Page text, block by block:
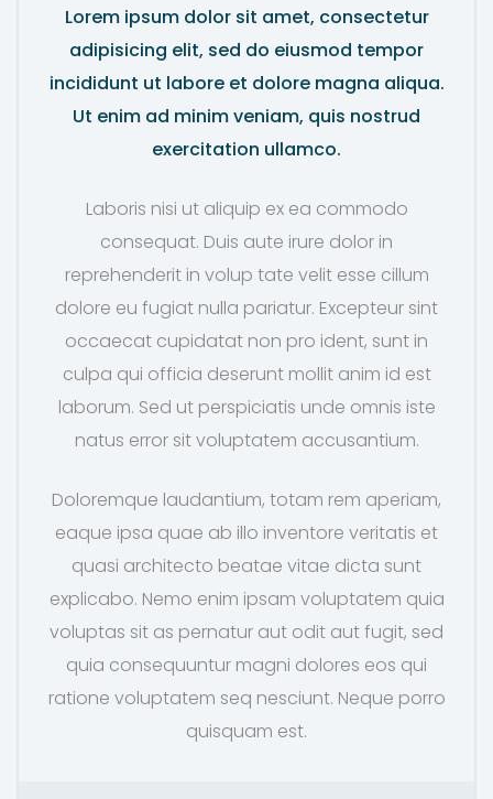
Lorem ipsum dolor sit amet, consectetur
adipisicing elit, sed do eiusmod tempor
incididunt ut labore et dolore magna aliqua.
Ut enim ad minim veniam, quis nostrud
exercitation ullamco.
Laboris nisi ut aliquip ex ea commodo
consequat. Duis aute irure dolor in
reprehenderit in volup tate velit esse cillum
dolore eu fugiat nulla pariatur. Excepteur sint
occaecat cupidatat non pro ident, sunt in
culpa qui officia deserunt mollit anim id est
laborum. Sed ut perspiciatis unde omnis iste
natus error sit voluptatem accusantium.
Doloremque laudantium, totam rem aperiam,
eaque ipsa quae ab illo inventore veritatis et
quasi architecto beatae vitae dicta sunt
explicabo. Nemo enim ipsam voluptatem quia
voluptas sit as pernatur aut odit aut fugit, sed
quia consequuntur magni dolores eos qui
ratione voluptatem seq nesciunt. Neque porro
quisquam est.